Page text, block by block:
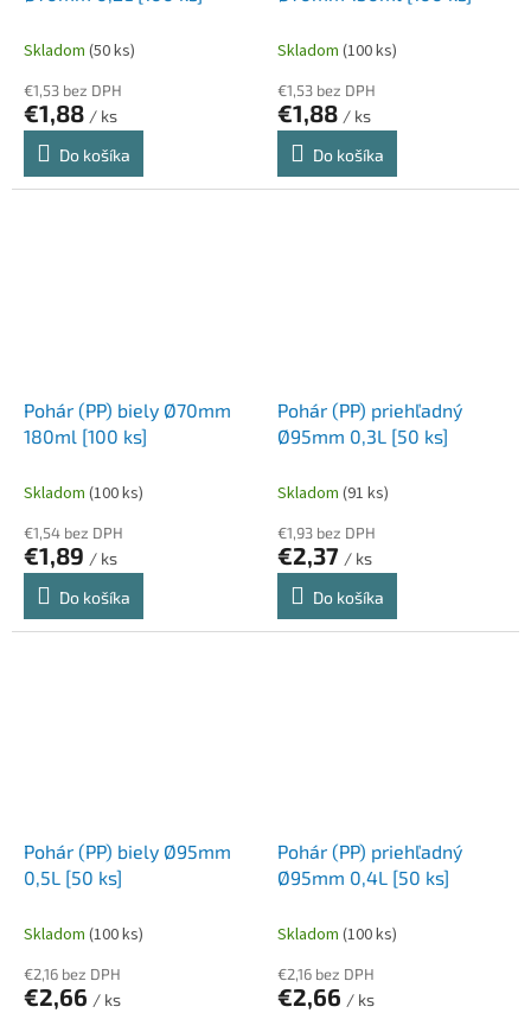
Skladom (50 ks)
€1,53 bez DPH
€1,88 / ks
Do košíka
Skladom (100 ks)
€1,53 bez DPH
€1,88 / ks
Do košíka
Pohár (PP) biely Ø70mm
180ml [100 ks]
Skladom (100 ks)
€1,54 bez DPH
€1,89 / ks
Do košíka
Pohár (PP) priehľadný
Ø95mm 0,3L [50 ks]
Skladom (91 ks)
€1,93 bez DPH
€2,37 / ks
Do košíka
Pohár (PP) biely Ø95mm
0,5L [50 ks]
Skladom (100 ks)
€2,16 bez DPH
€2,66 / ks
Pohár (PP) priehľadný
Ø95mm 0,4L [50 ks]
Skladom (100 ks)
€2,16 bez DPH
€2,66 / ks